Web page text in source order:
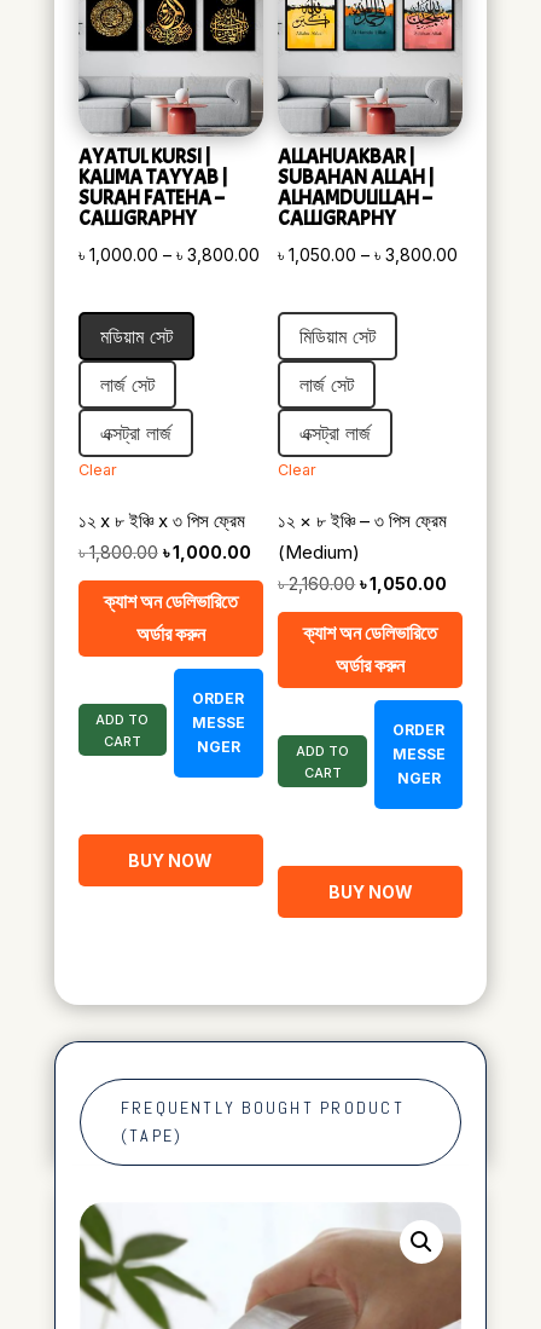
AYATUL KURSI |
KALIMA TAYYAB |
SURAH FATEHA –
CALLIGRAPHY
৳ 1,000.00 – ৳ 3,800.00Price
৳ 1,000.00
through
৳ 3,800.00
মডিয়াম সেট
লার্জ সেট
এক্সট্রা লার্জ
Clear
১২ x ৮ ইঞ্চি x ৩ পিস ফ্রেম
৳1,800.00 Original
price
was:
৳ 1,800.00.
৳1,000.00Current
price
৳ 1,000.00.
ক্যাশ অন ডেলিভারিতে
অর্ডার করুন
ADD TO
CART
ORDER
MESSE
NGER
BUY NOW
ALLAHUAKBAR |
SUBAHAN ALLAH |
ALHAMDULILLAH –
CALLIGRAPHY
৳1,050.00 – ৳3,800.00
মিডিয়াম সেট
লার্জ সেট
এক্সট্রা লার্জ
Clear
১২ × ৮ ইঞ্চি – ৩ পিস ফ্রেম
(Medium)
৳2,160.00 Original
price
was:
৳ 2,160.00.
৳1,050.00
price
ক্যাশ অন ডেলিভারিতে
অর্ডার করুন
ADD TO
CART
ORDER
MESSE
NGER
BUY NOW
FREQUENTLY BOUGHT PRODUCT
(TAPE)